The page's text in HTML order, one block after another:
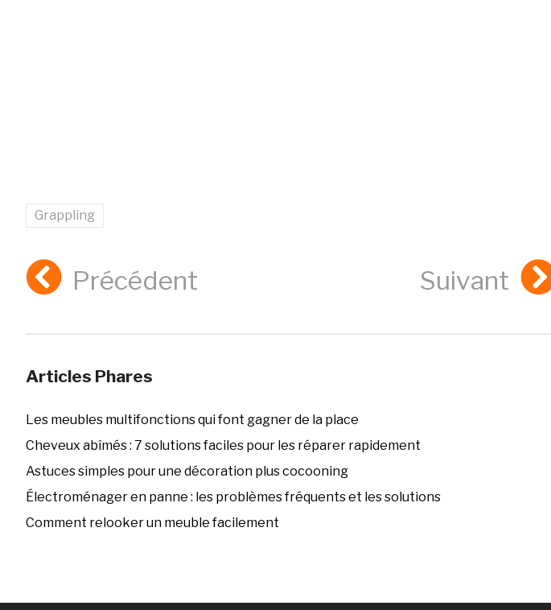
Grappling
Précédent Suivant
Articles Phares
Les meubles multifonctions qui font gagner de la place
Cheveux abîmés : 7 solutions faciles pour les réparer rapidement
Astuces simples pour une décoration plus cocooning
Électroménager en panne : les problèmes fréquents et les solutions
Comment relooker un meuble facilement